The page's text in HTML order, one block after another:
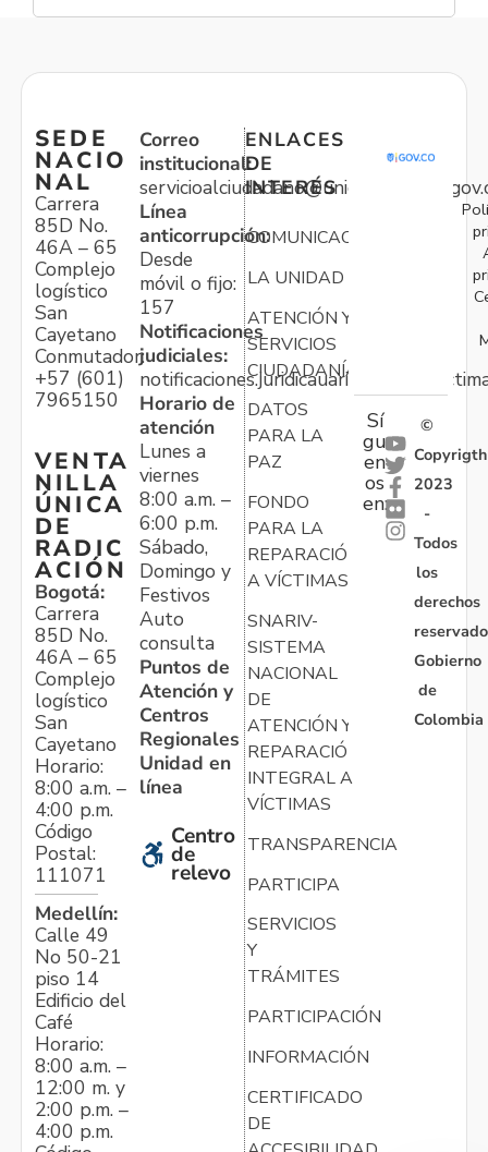
SEDE
NACIO
NAL
Carrera
85D No.
46A – 65
Complejo
logístico
San
Cayetano
Conmutador:
+57 (601)
7965150
VENTA
NILLA
ÚNICA
DE
RADIC
ACIÓN
Bogotá:
Carrera
85D No.
46A – 65
Complejo
logístico
San
Cayetano
Horario:
8:00 a.m. –
4:00 p.m.
Código
Postal:
111071
Medellín:
Calle 49
No 50-21
piso 14
Edificio del
Café
Horario:
8:00 a.m. –
12:00 m. y
2:00 p.m. –
4:00 p.m.
Correo
institucional:
Línea
anticorrupción:
Desde
móvil o fijo:
157
Notificaciones
judiciales:
Horario de
atención
Lunes a
viernes
8:00 a.m. –
6:00 p.m.
Sábado,
Domingo y
Festivos
Auto
consulta
Puntos de
Atención y
Centros
Regionales
Unidad en
línea
Centro
de
relevo
ENLACES
DE
INTERÉS
COMUNICACIONES
LA UNIDAD
ATENCIÓN Y
SERVICIOS
CIUDADANÍA
DATOS
PARA LA
PAZ
FONDO
PARA LA
REPARACIÓN
A VÍCTIMAS
SNARIV-
SISTEMA
NACIONAL
DE
ATENCIÓN Y
REPARACIÓN
INTEGRAL A
VÍCTIMAS
TRANSPARENCIA
PARTICIPA
SERVICIOS
Y
TRÁMITES
PARTICIPACIÓN
INFORMACIÓN
CERTIFICADO
DE
Sí
gu
en
os
en:
©
Copyrigth
2023
-
Todos
los
derechos
Gobierno
de
Colombia